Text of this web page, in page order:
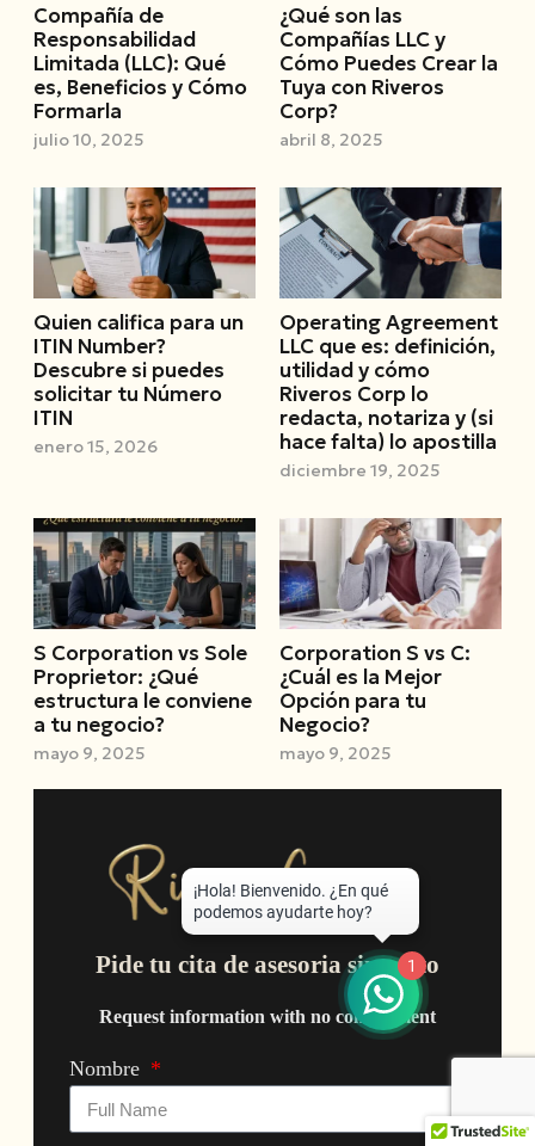
Compañía de
Responsabilidad
Limitada (LLC): Qué
es, Beneficios y Cómo
Formarla
julio 10, 2025
¿Qué son las
Compañías LLC y
Cómo Puedes Crear la
Tuya con Riveros
Corp?
abril 8, 2025
Quien califica para un
ITIN Number?
Descubre si puedes
solicitar tu Número
ITIN
enero 15, 2026
Operating Agreement
LLC que es: definición,
utilidad y cómo
Riveros Corp lo
redacta, notariza y (si
hace falta) lo apostilla
diciembre 19, 2025
S Corporation vs Sole
Proprietor: ¿Qué
estructura le conviene
a tu negocio?
mayo 9, 2025
Corporation S vs C:
¿Cuál es la Mejor
Opción para tu
Negocio?
mayo 9, 2025
Pide tu cita de asesoria sin costo
Request information with no commitment
Nombre
1